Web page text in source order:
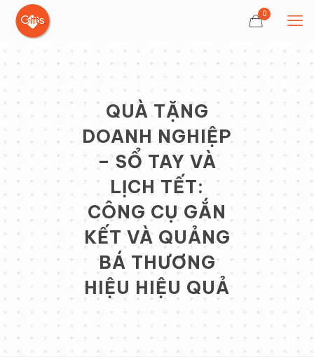
0
QUÀ TẶNG
DOANH NGHIỆP
– SỔ TAY VÀ
LỊCH TẾT:
CÔNG CỤ GẮN
KẾT VÀ QUẢNG
BÁ THƯƠNG
HIỆU HIỆU QUẢ